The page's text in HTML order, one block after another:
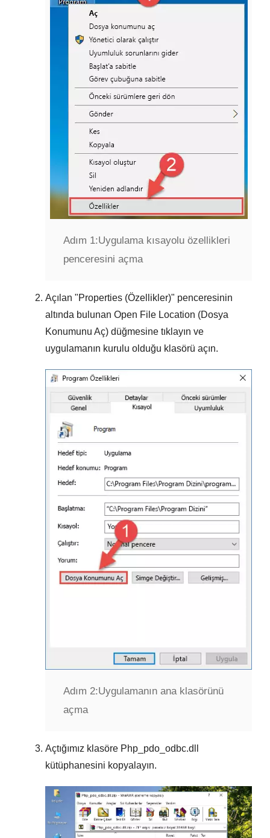
Adım 1:Uygulama kısayolu özellikleri
penceresini açma
Açılan "Properties (Özellikler)" penceresinin
altında bulunan Open File Location (Dosya
Konumunu Aç) düğmesine tıklayın ve
uygulamanın kurulu olduğu klasörü açın.
Adım 2:Uygulamanın ana klasörünü
açma
Açtığımız klasöre Php_pdo_odbc.dll
kütüphanesini kopyalayın.